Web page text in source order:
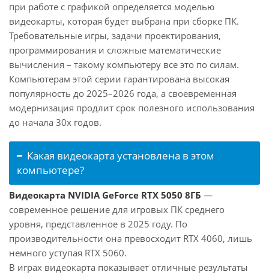
при работе с графикой определяется моделью
видеокарты, которая будет выбрана при сборке ПК.
Требовательные игры, задачи проектирования,
программирования и сложные математические
вычисления – такому компьютеру все это по силам.
Компьютерам этой серии гарантирована высокая
популярность до 2025–2026 года, а своевременная
модернизация продлит срок полезного использования
до начала 30х годов.
Какая видеокарта установлена в этом
компьютере?
Видеокарта NVIDIA GeForce RTX 5050 8ГБ —
современное решение для игровых ПК среднего
уровня, представленное в 2025 году. По
производительности она превосходит RTX 4060, лишь
немного уступая RTX 5060.
В играх видеокарта показывает отличные результаты